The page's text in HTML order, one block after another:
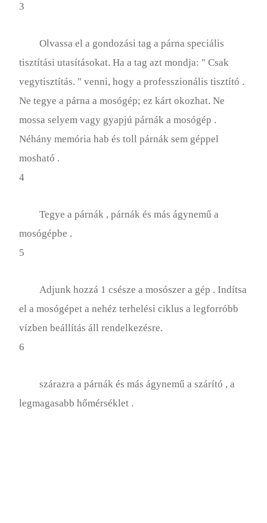
3
Olvassa el a gondozási tag a párna speciális
tisztítási utasításokat. Ha a tag azt mondja: " Csak
vegytisztítás. " venni, hogy a professzionális tisztító .
Ne tegye a párna a mosógép; ez kárt okozhat. Ne
mossa selyem vagy gyapjú párnák a mosógép .
Néhány memória hab és toll párnák sem géppel
mosható .
4
Tegye a párnák , párnák és más ágynemű a
mosógépbe .
5
Adjunk hozzá 1 csésze a mosószer a gép . Indítsa
el a mosógépet a nehéz terhelési ciklus a legforróbb
vízben beállítás áll rendelkezésre.
6
szárazra a párnák és más ágynemű a szárító , a
legmagasabb hőmérséklet .